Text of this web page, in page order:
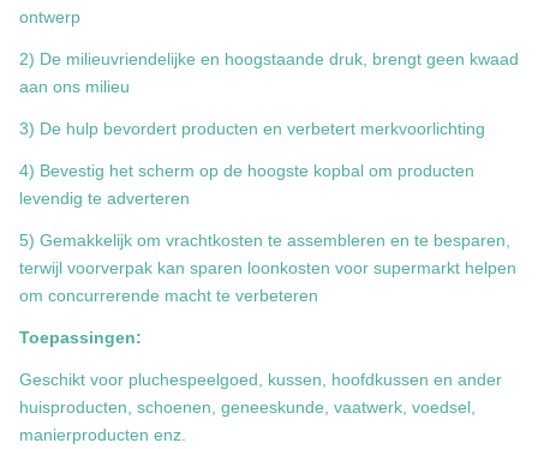
ontwerp
2) De milieuvriendelijke en hoogstaande druk, brengt geen kwaad
aan ons milieu
3) De hulp bevordert producten en verbetert merkvoorlichting
4) Bevestig het scherm op de hoogste kopbal om producten
levendig te adverteren
5) Gemakkelijk om vrachtkosten te assembleren en te besparen,
terwijl voorverpak kan sparen loonkosten voor supermarkt helpen
om concurrerende macht te verbeteren
Toepassingen:
Geschikt voor pluchespeelgoed, kussen, hoofdkussen en ander
huisproducten, schoenen, geneeskunde, vaatwerk, voedsel,
manierproducten enz.